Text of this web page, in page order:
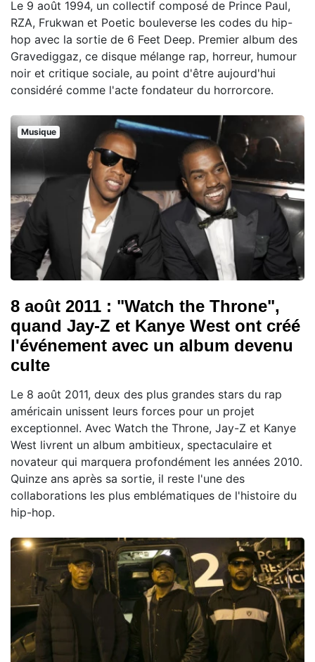
Le 9 août 1994, un collectif composé de Prince Paul,
RZA, Frukwan et Poetic bouleverse les codes du hip-
hop avec la sortie de 6 Feet Deep. Premier album des
Gravediggaz, ce disque mélange rap, horreur, humour
noir et critique sociale, au point d'être aujourd'hui
considéré comme l'acte fondateur du horrorcore.
Musique
8 août 2011 : "Watch the Throne",
quand Jay-Z et Kanye West ont créé
l'événement avec un album devenu
culte
Le 8 août 2011, deux des plus grandes stars du rap
américain unissent leurs forces pour un projet
exceptionnel. Avec Watch the Throne, Jay-Z et Kanye
West livrent un album ambitieux, spectaculaire et
novateur qui marquera profondément les années 2010.
Quinze ans après sa sortie, il reste l'une des
collaborations les plus emblématiques de l'histoire du
hip-hop.